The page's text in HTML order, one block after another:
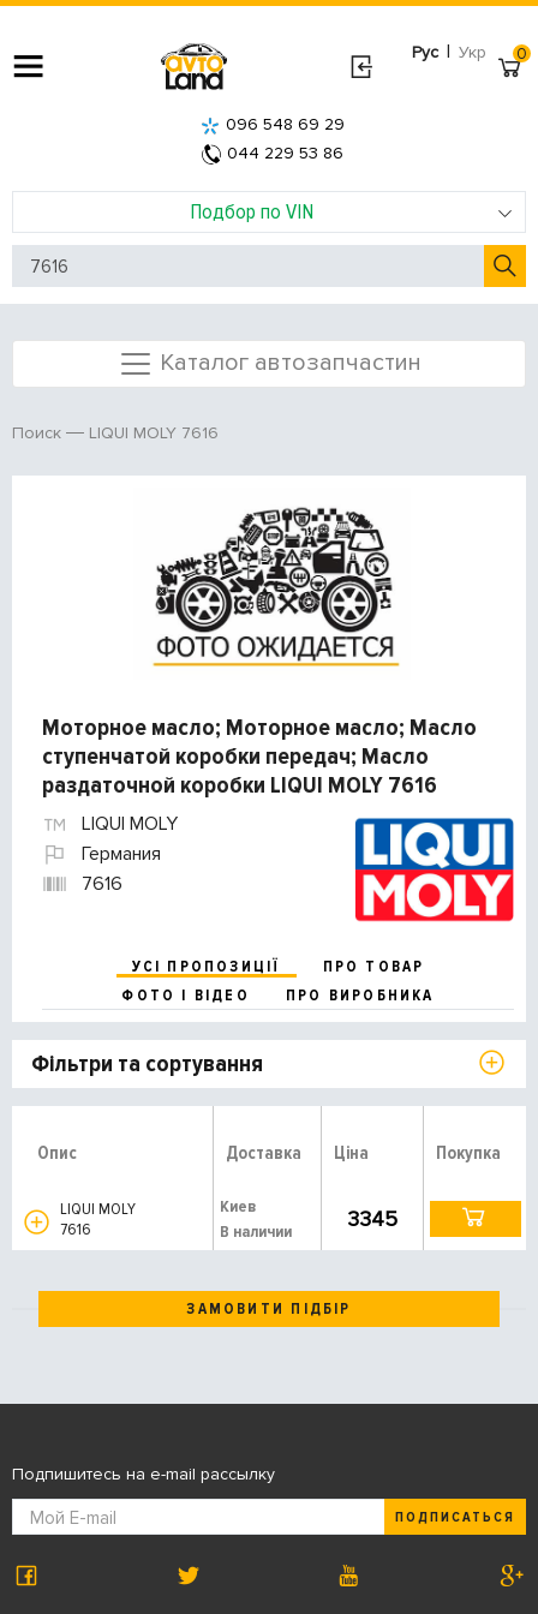
Рус | Укр
Подбор по VIN
096 548 69 29
044 229 53 86
0
Каталог автозапчастин
Поиск LIQUI MOLY 7616
Моторное масло; Моторное масло; Масло
ступенчатой коробки передач; Масло
раздаточной коробки LIQUI MOLY 7616
LIQUI MOLY
Германия
7616
УСІ ПРОПОЗИЦІЇ
ПРО ТОВАР
ФОТО І ВІДЕО
ПРО ВИРОБНИКА
Фільтри та сортування
Опис Доставка Ціна Покупка
LIQUI MOLY
7616
Киев
В наличии
3345
ЗАМОВИТИ ПІДБІР
Подпишитесь на e-mail рассылку
ПОДПИСАТЬСЯ